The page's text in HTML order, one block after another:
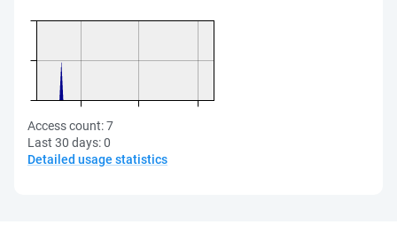
Access count:7
Last 30 days:0
Detailed usage statistics